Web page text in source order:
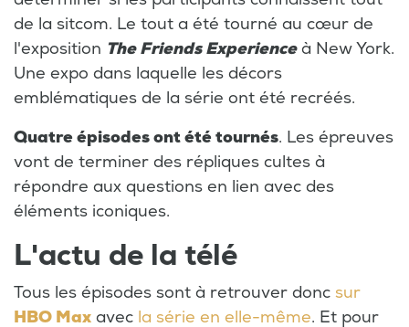
de la sitcom. Le tout a été tourné au cœur de
l'exposition The Friends Experienceà New York.
Une expo dans laquelle les décors
emblématiques de la série ont été recréés.
Quatre épisodes ont été tournés. Les épreuves
vont de terminer des répliques cultes à
répondre aux questions en lien avec des
éléments iconiques.
L'actu de la télé
Tous les épisodes sont à retrouver donc sur
HBO Max avec la série en elle-même. Et pour